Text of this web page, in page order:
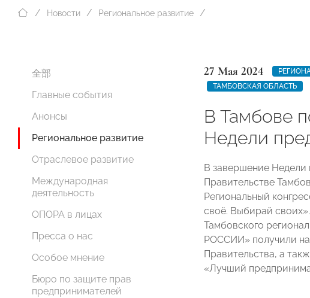
Новости Региональное развитие
全部
Главные события
Анонсы
Региональное развитие
Отраслевое развитие
Международная
деятельность
ОПОРА в лицах
Пресса о нас
Особое мнение
Бюро по защите прав
предпринимателей
27 Мая 2024
ТАМБОВСКАЯ ОБЛАСТЬ
В Тамбове
Недели
В завершение Недели
Правительстве
Региональный
своё. Выбирай
Тамбовского
РОССИИ» получили
Правительства, а
«Лучший